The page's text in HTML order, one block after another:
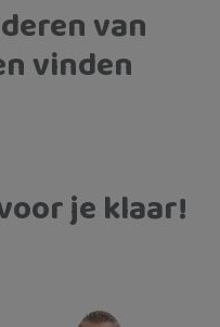
van
vinden
je klaar!